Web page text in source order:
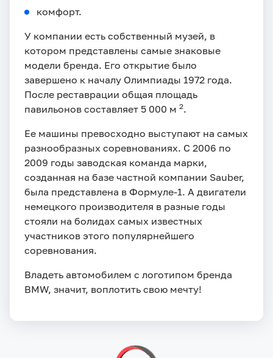
комфорт.
У компании есть собственный музей, в
котором представлены самые знаковые
модели бренда. Его открытие было
завершено к началу Олимпиады 1972 года.
После реставрации общая площадь
павильонов составляет 5 000 м 2.
Ее машины превосходно выступают на самых
разнообразных соревнованиях. С 2006 по
2009 годы заводская команда марки,
созданная на базе частной компании Sauber,
была представлена в Формуле-1. А двигатели
немецкого производителя в разные годы
стояли на болидах самых известных
участников этого популярнейшего
соревнования.
Владеть автомобилем с логотипом бренда
BMW, значит, воплотить свою мечту!